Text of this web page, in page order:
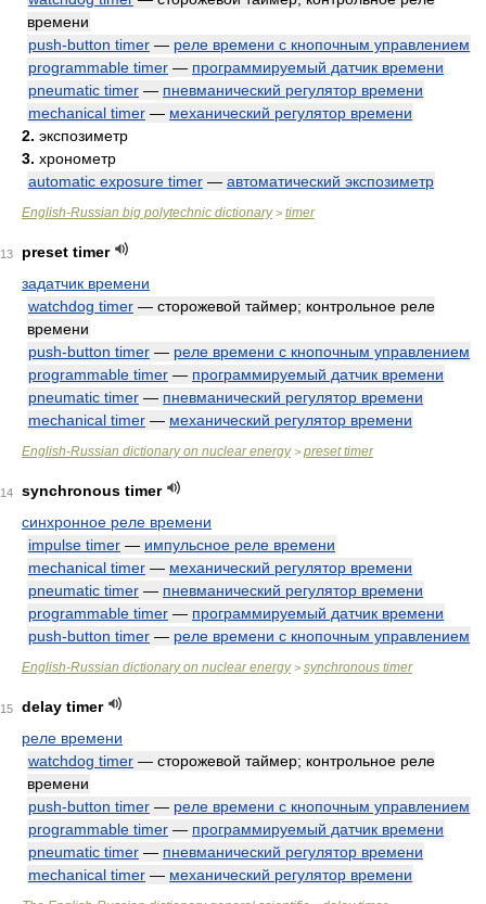
времени
push-button timer — реле времени с кнопочным управлением
programmable timer — программируемый датчик времени
pneumatic timer — пневманический регулятор времени
mechanical timer — механический регулятор времени
2. экспозиметр
3. хронометр
automatic exposure timer — автоматический экспозиметр
English-Russian big polytechnic dictionary> timer
13
preset timer
задатчик времени
watchdog timer — сторожевой таймер; контрольное реле
времени
push-button timer — реле времени с кнопочным управлением
programmable timer — программируемый датчик времени
pneumatic timer — пневманический регулятор времени
mechanical timer — механический регулятор времени
English-Russian dictionary on nuclear energy> preset timer
14
synchronous timer
синхронное реле времени
impulse timer — импульсное реле времени
mechanical timer — механический регулятор времени
pneumatic timer — пневманический регулятор времени
programmable timer — программируемый датчик времени
push-button timer — реле времени с кнопочным управлением
English-Russian dictionary on nuclear energy> synchronous timer
15
delay timer
реле времени
watchdog timer — сторожевой таймер; контрольное реле
времени
push-button timer — реле времени с кнопочным управлением
programmable timer — программируемый датчик времени
pneumatic timer — пневманический регулятор времени
mechanical timer — механический регулятор времени